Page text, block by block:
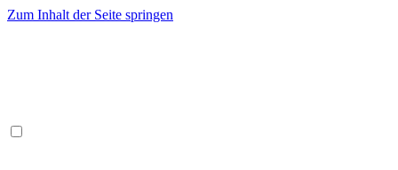
Zum Inhalt der Seite springen